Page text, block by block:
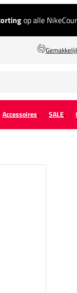
op alle
Accessoires SALE